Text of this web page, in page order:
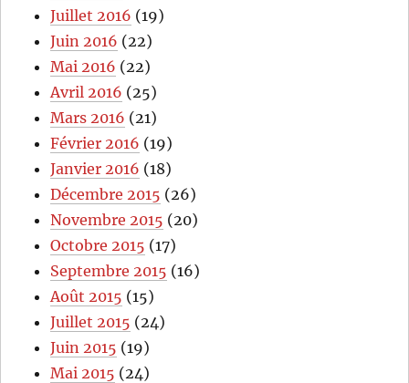
Juillet 2016 (19)
Juin 2016 (22)
Mai 2016 (22)
Avril 2016 (25)
Mars 2016 (21)
Février 2016 (19)
Janvier 2016 (18)
Décembre 2015 (26)
Novembre 2015 (20)
Octobre 2015 (17)
Septembre 2015 (16)
Août 2015 (15)
Juillet 2015 (24)
Juin 2015 (19)
Mai 2015 (24)